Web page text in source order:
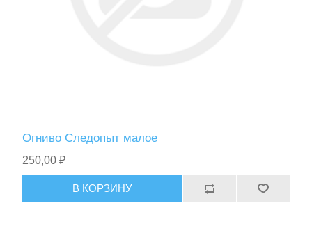
Огниво Следопыт малое
250,00 ₽
В КОРЗИНУ